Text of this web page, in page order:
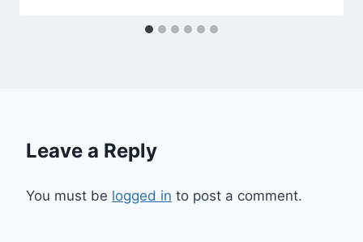
Leave a Reply
You must be logged in to post a comment.